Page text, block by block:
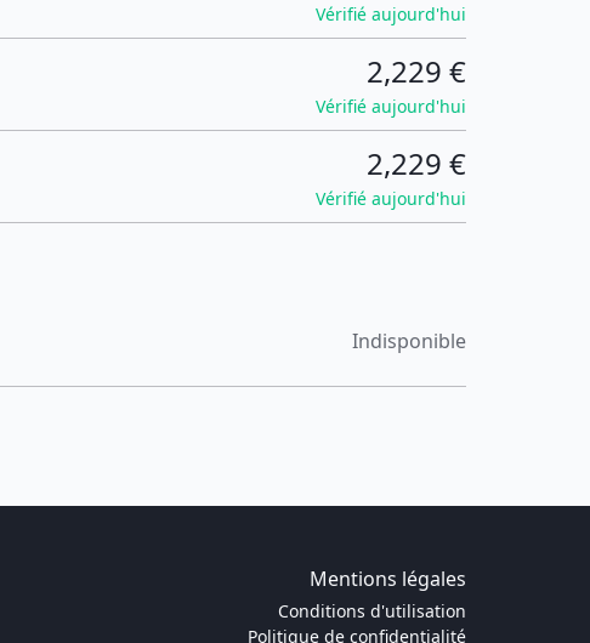
Vérifié aujourd'hui
2,229 €
Vérifié aujourd'hui
2,229 €
Vérifié aujourd'hui
Indisponible
Mentions légales
Conditions d'utilisation
Politique de confidentialité